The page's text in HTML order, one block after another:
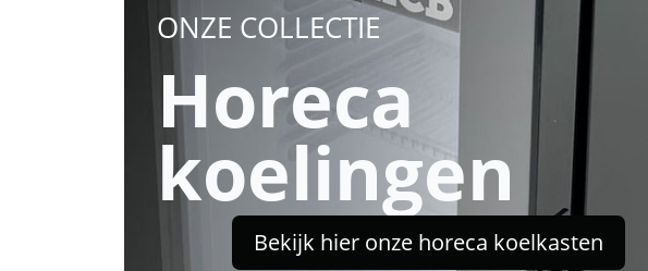
ONZE COLLECTIE
Horeca
koelingen
Bekijk hier onze horeca koelkasten